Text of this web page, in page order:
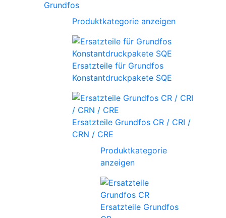
Grundfos
Produktkategorie anzeigen
Ersatzteile für Grundfos
Konstantdruckpakete SQE
Ersatzteile Grundfos CR / CRI /
CRN / CRE
Produktkategorie
anzeigen
Ersatzteile Grundfos